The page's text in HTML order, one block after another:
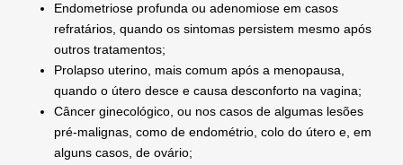
Endometriose profunda ou adenomiose em casos
refratários, quando os sintomas persistem mesmo após
outros tratamentos;
Prolapso uterino, mais comum após a menopausa,
quando o útero desce e causa desconforto na vagina;
Câncer ginecológico, ou nos casos de algumas lesões
pré-malignas, como de endométrio, colo do útero e, em
alguns casos, de ovário;